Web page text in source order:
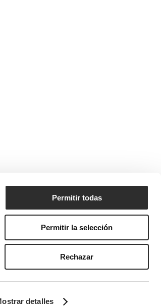
detalles
Permitir todas
Permitir la selección
Rechazar
novedades de
Newsletter!